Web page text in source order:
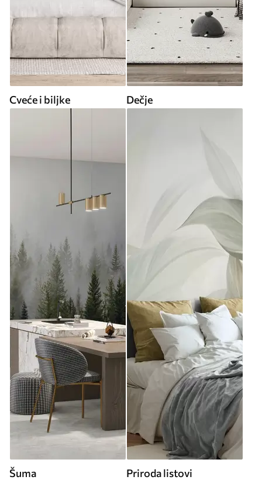
Cveće i biljke Dečje
Šuma Priroda listovi